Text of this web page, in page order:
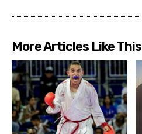
More Articles Like This